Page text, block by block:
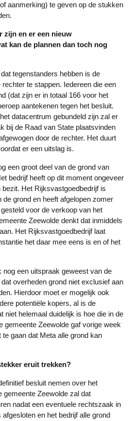
aanmerking) te geven op de stukken
kan de plannen dan toch nog
te stappen. Iedereen die een
(dat zijn er in totaal 166 voor het
aantekenen tegen het besluit.
datacentrum gebundeld zijn zal er
bij de Raad van State plaatsvinden
door de rechter. Het duurt
er een uitslag is.
bedrijf heeft op dit moment ongeveer
Het Rijksvastgoedbedrijf is
grond en heeft afgelopen zomer
voor de verkoop van het
Zeewolde denkt dat inmiddels
Het Rijksvastgoedbedrijf laat
het daar mee eens is en of het
overheden grond niet exclusief aan
Hierdoor moet er mogelijk ook
potentiële kopers, al is de
niet helemaal duidelijk is hoe die in de
gemeente Zeewolde gaf vorige week
gaan dat Meta alle grond kan
eruit trekken?
gemeente Zeewolde zal dat
nadat een eventuele rechtszaak in
en het bedrijf alle grond